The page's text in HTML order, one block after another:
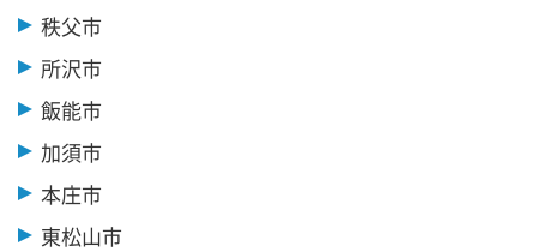
秩父市
所沢市
飯能市
加須市
本庄市
東松山市